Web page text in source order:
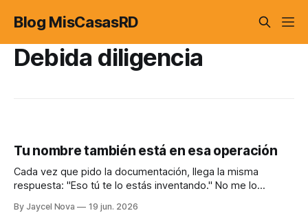
Blog MisCasasRD
Debida diligencia
Tu nombre también está en esa operación
Cada vez que pido la documentación, llega la misma
respuesta: "Eso tú te lo estás inventando." No me lo
By Jaycel Nova 19 jun. 2026